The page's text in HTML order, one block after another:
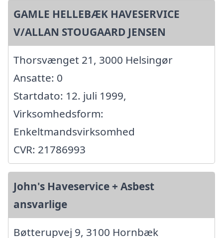
GAMLE HELLEBÆK HAVESERVICE
V/ALLAN STOUGAARD JENSEN
Thorsvænget 21, 3000 Helsingør
Ansatte: 0
Startdato: 12. juli 1999,
Virksomhedsform:
Enkeltmandsvirksomhed
CVR: 21786993
John's Haveservice + Asbest
ansvarlige
Bøtterupvej 9, 3100 Hornbæk